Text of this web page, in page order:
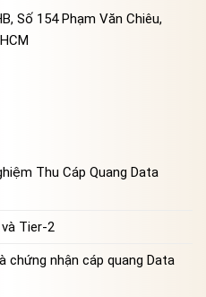
Số 154 Phạm Văn Chiêu,
Thu Cáp Quang Data
Tier-2
chứng nhận cáp quang Data